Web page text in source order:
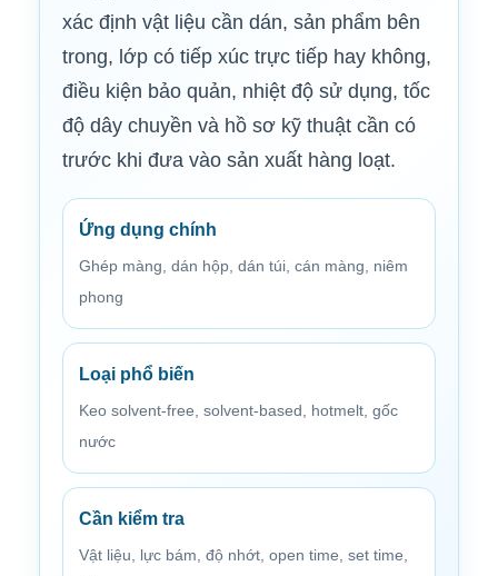
xác định vật liệu cần dán, sản phẩm bên
trong, lớp có tiếp xúc trực tiếp hay không,
điều kiện bảo quản, nhiệt độ sử dụng, tốc
độ dây chuyền và hồ sơ kỹ thuật cần có
trước khi đưa vào sản xuất hàng loạt.
Ứng dụng chính
Ghép màng, dán hộp, dán túi, cán màng, niêm
phong
Loại phổ biến
Keo solvent-free, solvent-based, hotmelt, gốc
nước
Cần kiểm tra
Vật liệu, lực bám, độ nhớt, open time, set time,